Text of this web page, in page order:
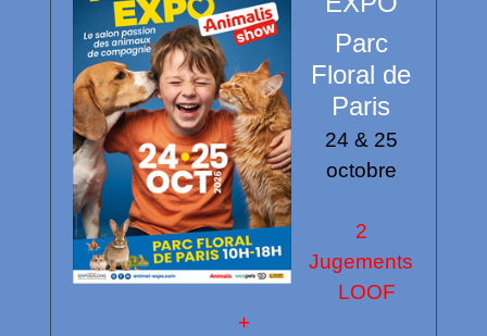
Parc
Floral de
Paris
24 & 25
octobre
2
Jugements
LOOF
+